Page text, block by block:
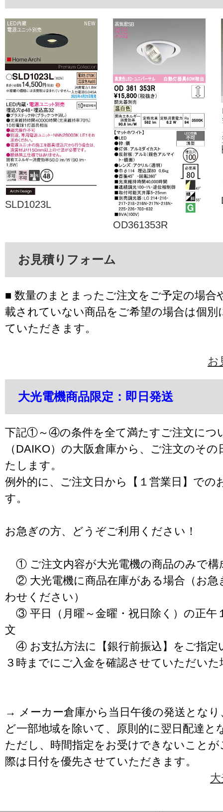
SLD1023L
OD361353R
お見積りフォーム
■ 数量のまとまったご注文をご予定の場合
載されていない商品をご希望の場合は個別
ていただきます。
お
大光電機商品限定：即日発送
下記①～④の条件を全て満たすご注文につ
（DAIKO）の大阪倉庫から、ご注文のそ
たします。
例外的に、ご注文日から【１営業日】での
す。
お急ぎの方、どうぞご利用ください！
① ご注文内容が大光電機の商品のみで構
② 大光電機に商品在庫がある場合（お急
わせください）
③ 平日（月曜～金曜・祝日除く）の正午
文
④ お支払方法に【銀行前振込】をご指定
３時までにご入金を確認させていただいた
→ メーカー倉庫から当日午後の発送となり
ど一部地域を除いて、原則的に翌日配達と
ただし、時間指定をお受けできないこと
際は日付を優先させていただきます。